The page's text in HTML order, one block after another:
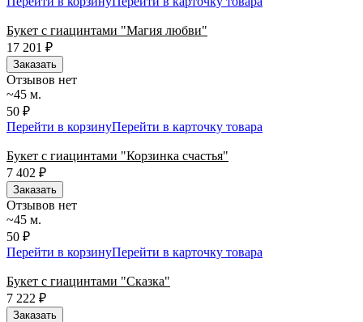
Букет с гиацинтами "Магия любви"
17 201
₽
Заказать
Отзывов нет
~45 м.
50 ₽
Перейти в корзинуПерейти в карточку товара
Букет с гиацинтами "Корзинка счастья"
7 402 ₽
Заказать
Отзывов нет
~45 м.
50 ₽
Перейти в корзинуПерейти в карточку товара
Букет с гиацинтами "Сказка"
7 222 ₽
Заказать